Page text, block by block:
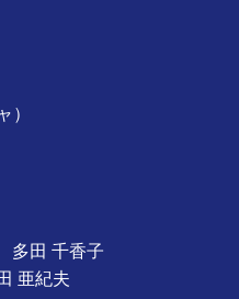
）
多田 千香子
亜紀夫